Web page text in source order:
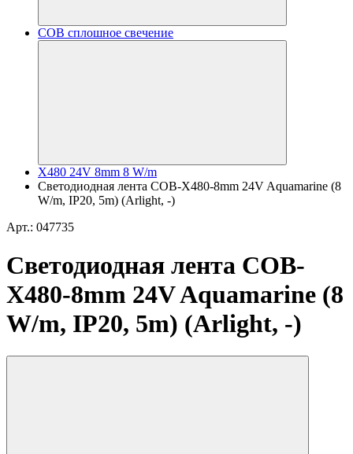
COB сплошное свечение
X480 24V 8mm 8 W/m
Светодиодная лента COB-X480-8mm 24V Aquamarine (8
W/m, IP20, 5m) (Arlight, -)
Арт.: 047735
Светодиодная лента COB-
X480-8mm 24V Aquamarine (8
W/m, IP20, 5m) (Arlight, -)